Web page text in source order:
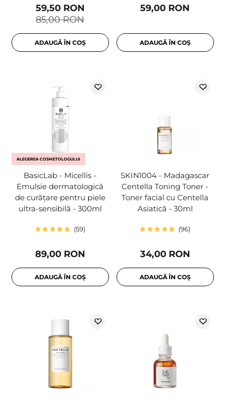
85,00 RON
59,50 RON
ADAUGĂ ÎN COȘ
59,00 RON
ADAUGĂ ÎN COȘ
ALEGEREA COSMETOLOGULUI
BasicLab - Micellis -
Emulsie dermatologică
de curățare pentru piele
ultra-sensibilă - 300ml
59
89,00 RON
ADAUGĂ ÎN COȘ
SKIN1004 - Madagascar
Centella Toning Toner -
Toner facial cu Centella
Asiatică - 30ml
96
34,00 RON
ADAUGĂ ÎN COȘ